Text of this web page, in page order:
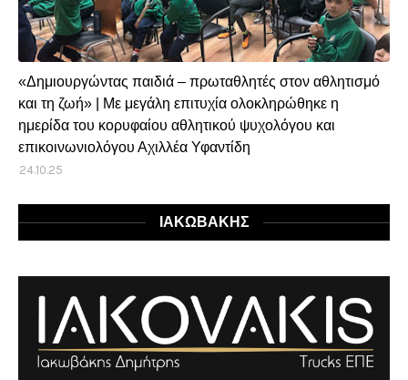
«Δημιουργώντας παιδιά – πρωταθλητές στον αθλητισμό
και τη ζωή» | Με μεγάλη επιτυχία ολοκληρώθηκε η
ημερίδα του κορυφαίου αθλητικού ψυχολόγου και
επικοινωνιολόγου Αχιλλέα Υφαντίδη
24.10.25
ΙΑΚΩΒΑΚΗΣ